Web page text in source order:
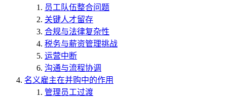
员工队伍整合问题
关键人才留存
合规与法律复杂性
税务与薪资管理挑战
运营中断
沟通与流程协调
名义雇主在并购中的作用
管理员工过渡